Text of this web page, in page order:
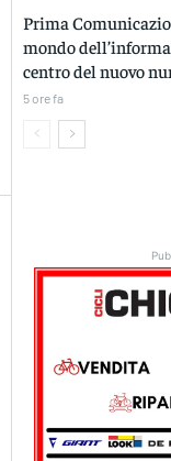
Prima
mondo
centro del nuovo
5 ore fa